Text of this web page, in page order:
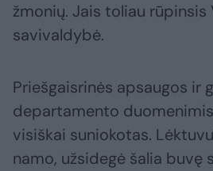
žmonių. Jais toliau
savivaldybė.
Priešgaisrinės apsaugos ir
departamento
visiškai suniokotas.
namo, užsidegė šalia buvę